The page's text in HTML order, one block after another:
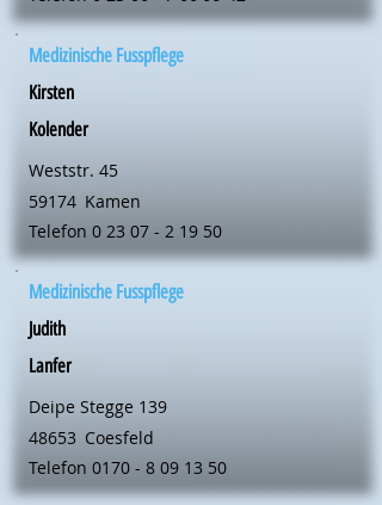
Medizinische Fusspflege
Kirsten
Kolender
Weststr. 45
59174 Kamen
Telefon 0 23 07 - 2 19 50
Medizinische Fusspflege
Judith
Lanfer
Deipe Stegge 139
48653 Coesfeld
Telefon 0170 - 8 09 13 50